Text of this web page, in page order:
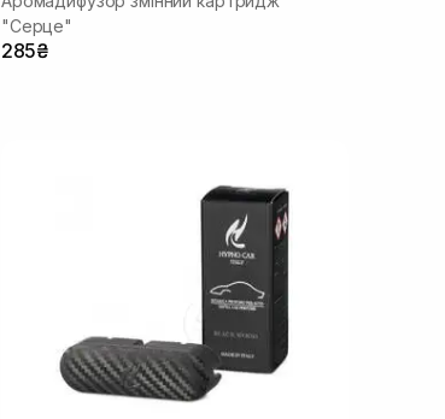
"Серце"
285₴